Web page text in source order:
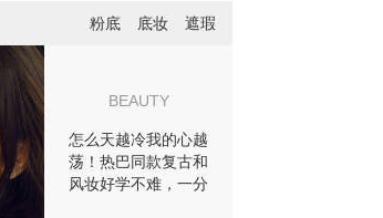
粉底 底妆 遮瑕
BEAUTY
怎么天越冷我的心越
荡！热巴同款复古和
风妆好学不难，一分